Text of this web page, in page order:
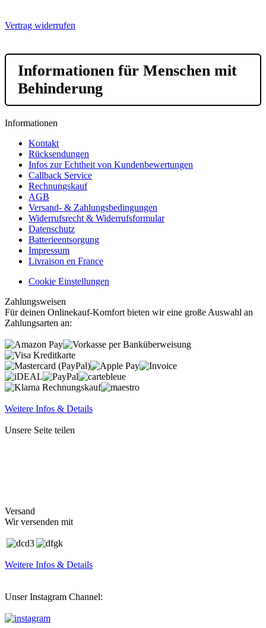
Vertrag widerrufen
Informationen für Menschen mit
Behinderung
Informationen
Kontakt
Rücksendungen
Infos zur Echtheit von Kundenbewertungen
Callback Service
Rechnungskauf
AGB
Versand- & Zahlungsbedingungen
Widerrufsrecht & Widerrufsformular
Datenschutz
Batterieentsorgung
Impressum
Livraison en France
Cookie Einstellungen
Zahlungsweisen
Für deinen Onlinekauf-Komfort bieten wir eine große Auswahl an
Zahlungsarten an:
Weitere Infos & Details
Unsere Seite teilen
Versand
Wir versenden mit
Weitere Infos & Details
Unser Instagram Channel: